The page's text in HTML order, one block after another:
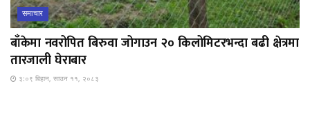
समाचार
बाँकेमा नवरोपित बिरुवा जोगाउन २० किलोमिटरभन्दा बढी क्षेत्रमा
तारजाली घेराबार
३:०९ बिहान, साउन ११, २०८३